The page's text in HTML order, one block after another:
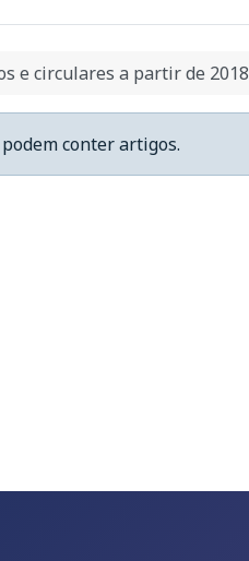
e circulares a partir de 2018
conter artigos.